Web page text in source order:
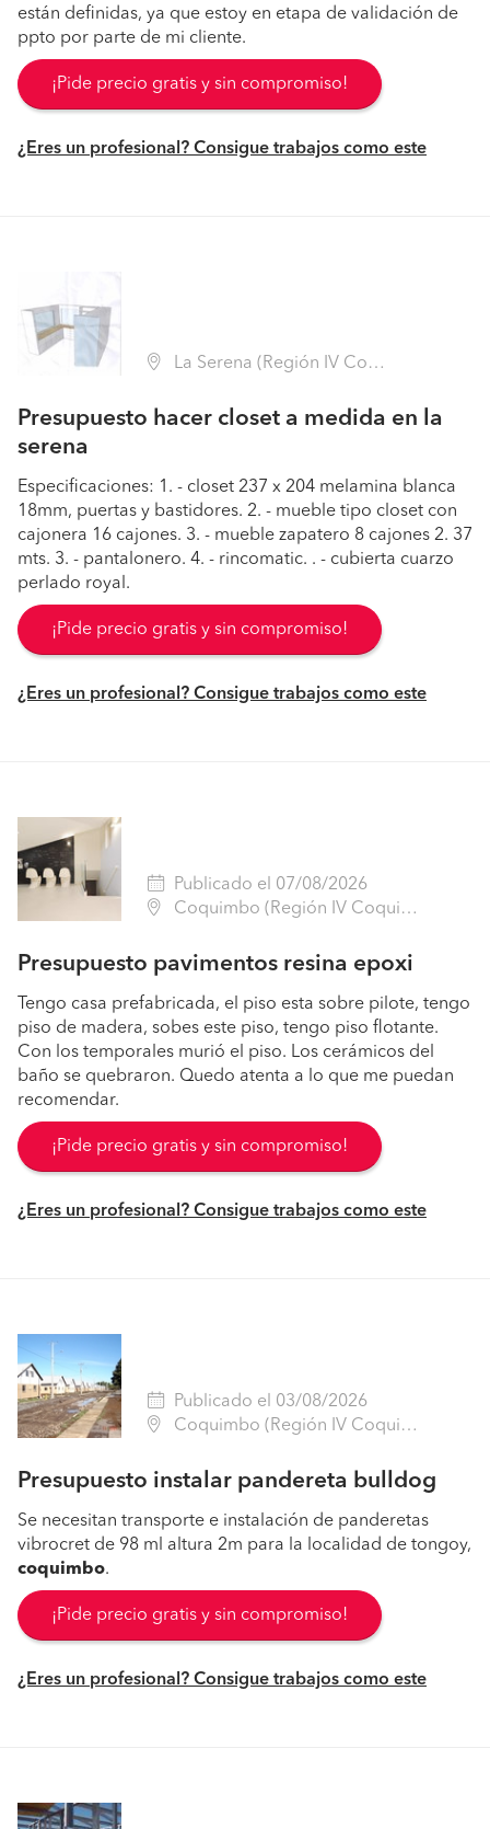
están definidas, ya que estoy en etapa de validación de
ppto por parte de mi cliente.
¡Pide precio gratis y sin compromiso!
¿Eres un profesional? Consigue trabajos como este
La Serena (Región IV Coquimbo - Elqui)
Presupuesto hacer closet a medida en la
serena
Especificaciones: 1. - closet 237 x 204 melamina blanca
18mm, puertas y bastidores. 2. - mueble tipo closet con
cajonera 16 cajones. 3. - mueble zapatero 8 cajones 2. 37
mts. 3. - pantalonero. 4. - rincomatic. . - cubierta cuarzo
perlado royal.
¡Pide precio gratis y sin compromiso!
¿Eres un profesional? Consigue trabajos como este
Publicado el 07/08/2026
Coquimbo (Región IV Coquimbo - Elqui)
Presupuesto pavimentos resina epoxi
Tengo casa prefabricada, el piso esta sobre pilote, tengo
piso de madera, sobes este piso, tengo piso flotante.
Con los temporales murió el piso. Los cerámicos del
baño se quebraron. Quedo atenta a lo que me puedan
recomendar.
¡Pide precio gratis y sin compromiso!
¿Eres un profesional? Consigue trabajos como este
Publicado el 03/08/2026
Coquimbo (Región IV Coquimbo - Elqui)
Presupuesto instalar pandereta bulldog
Se necesitan transporte e instalación de panderetas
vibrocret de 98 ml altura 2m para la localidad de tongoy,
coquimbo.
¡Pide precio gratis y sin compromiso!
¿Eres un profesional? Consigue trabajos como este